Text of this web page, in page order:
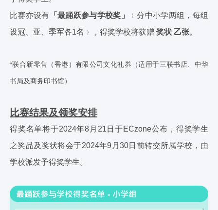
比赛亦设有 「最踊跃参与学校奖」
﹙分中小学两组，每组
设冠、亚、季军各1名﹚，得奖学校将获赠 奖状 乙张。
*联合新零售（香港）有限公司文化礼券（适用于三联书店、中华
书局及商务印书馆）
比赛结果及领奖安排
得奖名单将于2024年8月21日于ECzone公布，得奖学生
之奖品及奖状将会于2024年9月30日前转交所属学校，由
学校派发予得奖学生。